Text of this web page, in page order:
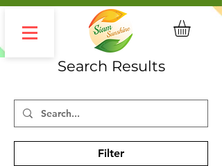
Search Results
Filter